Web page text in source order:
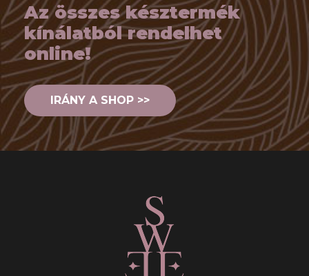
Az összes késztermék
kínálatból rendelhet
online!
IRÁNY A SHOP >>